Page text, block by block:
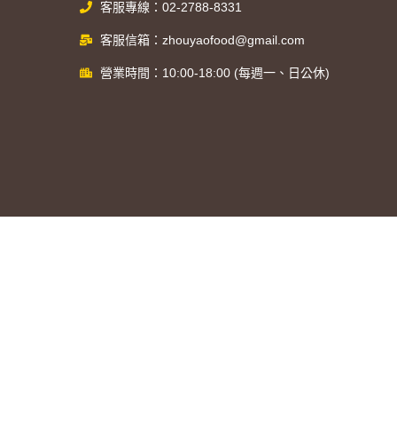
客服專線：02-2788-8331
客服信箱：zhouyaofood@gmail.com
營業時間：10:00-18:00 (每週一、日公休)